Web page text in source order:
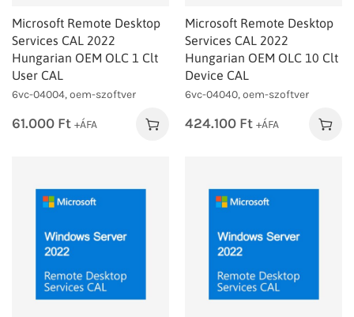
Microsoft Remote Desktop
Services CAL 2022
Hungarian OEM OLC 1 Clt
User CAL
6vc-04004, oem-szoftver
61.000 Ft +ÁFA
Microsoft Remote Desktop
Services CAL 2022
Hungarian OEM OLC 10 Clt
Device CAL
6vc-04040, oem-szoftver
424.100 Ft +ÁFA